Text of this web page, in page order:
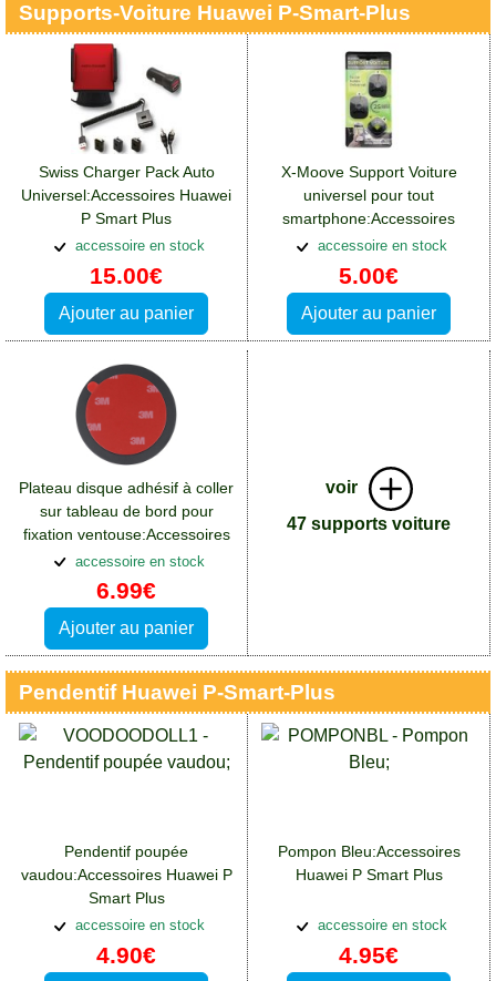
Supports-Voiture Huawei P-Smart-Plus
Swiss Charger Pack Auto
Universel:Accessoires Huawei
P Smart Plus
accessoire en stock
15.00€
Ajouter au panier
X-Moove Support Voiture
universel pour tout
smartphone:Accessoires
Huawei P Smart Plus
accessoire en stock
5.00€
Ajouter au panier
Plateau disque adhésif à coller
sur tableau de bord pour
fixation ventouse:Accessoires
Huawei P Smart Plus
accessoire en stock
6.99€
Ajouter au panier
voir
47 supports voiture
Pendentif Huawei P-Smart-Plus
Pendentif poupée
vaudou:Accessoires Huawei P
Smart Plus
accessoire en stock
4.90€
Pompon Bleu:Accessoires
Huawei P Smart Plus
accessoire en stock
4.95€